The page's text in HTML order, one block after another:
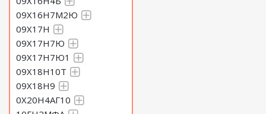
09Х16Н7М2Ю
09Х17Н
09Х17Н7Ю
09Х17Н7Ю1
09Х18Н10Т
09Х18Н9
0Х20Н4АГ10